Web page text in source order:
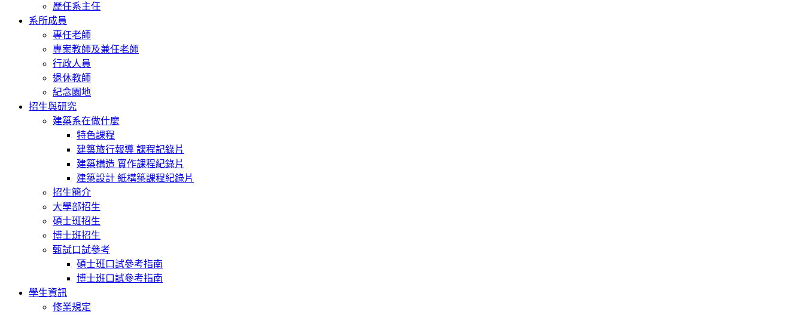
歷任系主任
系所成員
專任老師
專案教師及兼任老師
行政人員
退休教師
紀念園地
招生與研究
建築系在做什麼
特色課程
建築旅行報導 課程記錄片
建築構造 實作課程紀錄片
建築設計 紙構築課程紀錄片
招生簡介
大學部招生
碩士班招生
博士班招生
甄試口試參考
碩士班口試參考指南
博士班口試參考指南
學生資訊
修業規定